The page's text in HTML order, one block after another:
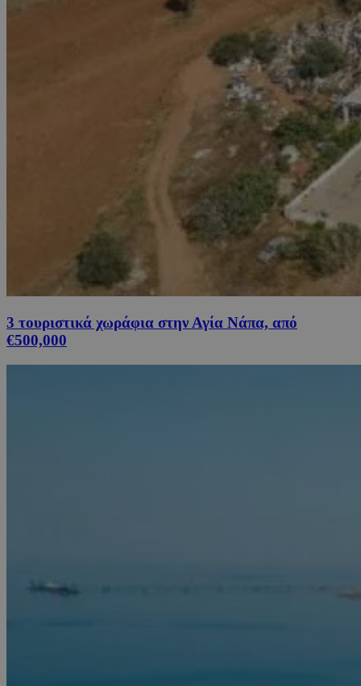
3 τουριστικά χωράφια στην Αγία Νάπα, από
€500,000